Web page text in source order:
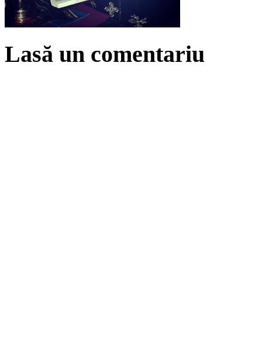
Lasă un comentariu